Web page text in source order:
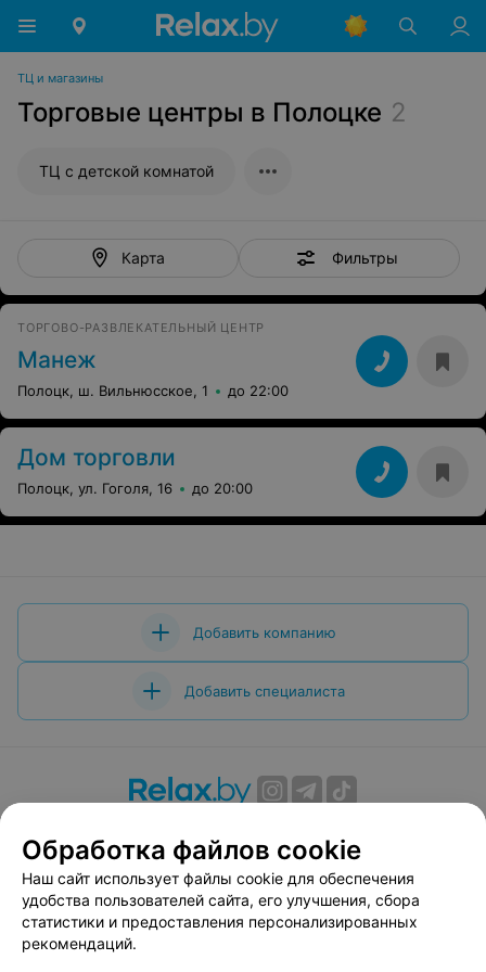
ТЦ и магазины
Торговые центры в Полоцке 2
ТЦ с детской комнатой
Карта Фильтры
ТОРГОВО-РАЗВЛЕКАТЕЛЬНЫЙ ЦЕНТР
Манеж
Полоцк, ш. Вильнюсское, 1 до 22:00
Дом торговли
Полоцк, ул. Гоголя, 16 до 20:00
Добавить компанию
Добавить специалиста
Вакансии
Публичный договор
Способы оплаты
Публичный договор по использованию сервиса
«Афиша»
Пользовательское соглашение
Обработка файлов cookie
Наш сайт использует файлы cookie для обеспечения
удобства пользователей сайта, его улучшения, сбора
статистики и предоставления персонализированных
рекомендаций.